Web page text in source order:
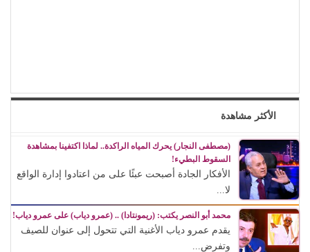
الأكثر مشاهدة
(مصطفى النجار) يحرك المياه الراكدة.. لماذا اكتفينا بمشاهدة
السقوط البطيء!
الأفكار الجادة أصبحت عبئًا على من اعتادوا إدارة الواقع
لا...
محمد أبو النصر يكتب: (ريمونتادا) .. (عمرو دياب) على عمرو دياب!
يقدم عمرو دياب الأغنية التي تتحول إلى عنوان للصيف
وتفرض...